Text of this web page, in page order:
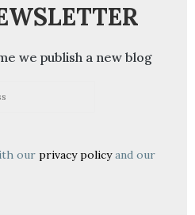
we publish a new blog
our privacy policyand our